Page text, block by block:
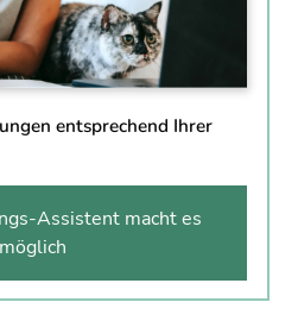
entsprechend Ihrer
Assistent macht es
möglich